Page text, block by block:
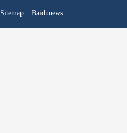
Sitemap Baidunews